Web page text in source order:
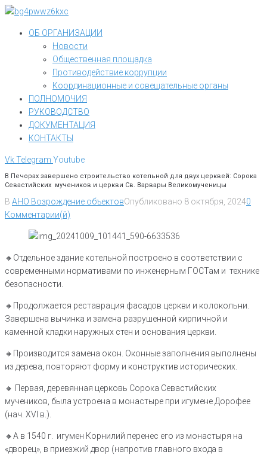
Перейти
контентуОБ ОРГАНИЗАЦИИ
Новости
Общественная площадка
Противодействие коррупции
Координационные и совещательные органы
ПОЛНОМОЧИЯ
РУКОВОДСТВО
ДОКУМЕНТАЦИЯ
КОНТАКТЫ
VkTelegram Youtube
В Печорах завершено строительство котельной для двух церквей: Сорока
Севастийских мучеников и церкви Св. Варвары Великомученицы
В АНО Возрождение объектовОпубликовано 8 октября, 20240
Комментарии(й)
🔸️Отдельное здание котельной построено в соответствии с
современными нормативами по инженерным ГОСТам и технике
безопасности.
🔸️Продолжается реставрация фасадов церкви и колокольни.
Завершена вычинка и замена разрушенной кирпичной и
каменной кладки наружных стен и основания церкви.
🔸️Производится замена окон. Оконные заполнения выполнены
из дерева, повторяют форму и конструктив исторических.
🔸️ Первая, деревянная церковь Сорока Севастийских
мучеников, была устроена в монастыре при игумене Дорофее
(нач. XVI в.).
🔸️А в 1540 г. игумен Корнилий перенес его из монастыря на
«дворец», в приезжий двор (напротив главного входа в